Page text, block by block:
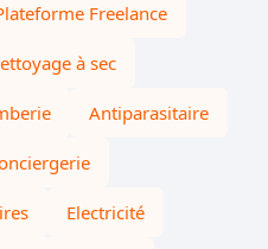
Freelance
à sec
Antiparasitaire
Electricité